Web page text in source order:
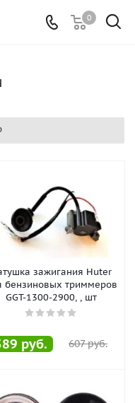
0
зажигания Huter
бензиновых триммеров
GGT-1300-2900, , шт
руб. 607руб.